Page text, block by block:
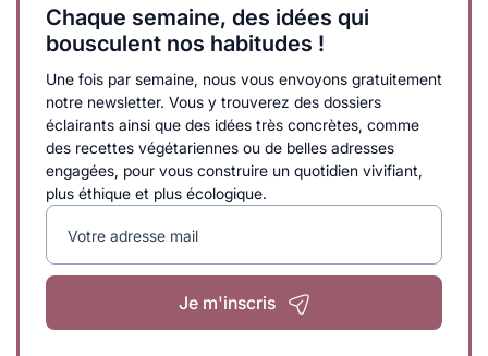
Chaque semaine, des idées qui
bousculent nos habitudes !
Une fois par semaine, nous vous envoyons gratuitement
notre newsletter. Vous y trouverez des dossiers
éclairants ainsi que des idées très concrètes, comme
des recettes végétariennes ou de belles adresses
engagées, pour vous construire un quotidien vivifiant,
plus éthique et plus écologique.
Votre adresse mail
Je m'inscris